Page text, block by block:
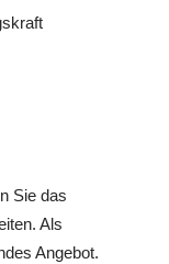
Sie das
Als
Angebot.